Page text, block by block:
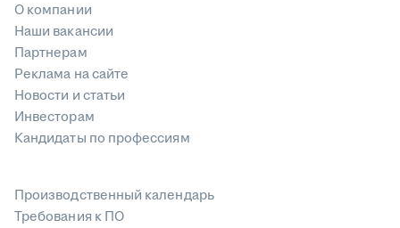
О компании
Наши вакансии
Партнерам
Реклама на сайте
Новости и статьи
Инвесторам
Кандидаты по профессиям
Производственный календарь
Требования к ПО